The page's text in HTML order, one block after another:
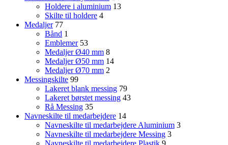
Holdere i aluminium 13
Skilte til holdere 4
Medaljer 77
Bånd 1
Emblemer 53
Medaljer Ø40 mm 8
Medaljer Ø50 mm 14
Medaljer Ø70 mm 2
Messingskilte 99
Lakeret blank messing 79
Lakeret børstet messing 43
Rå Messing 35
Navneskilte til medarbejdere 14
Navneskilte til medarbejdere Aluminium 3
Navneskilte til medarbejdere Messing 3
Navneskilte til medarbejdere Plastik 9